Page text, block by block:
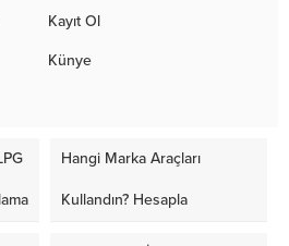
Kayıt Ol
Künye
Hangi Marka Araçları
Kullandın? Hesapla